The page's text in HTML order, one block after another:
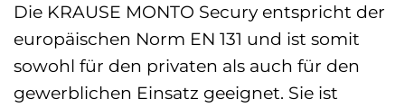
Die KRAUSE MONTO Secury entspricht der
europäischen Norm EN 131 und ist somit
sowohl für den privaten als auch für den
gewerblichen Einsatz geeignet. Sie ist